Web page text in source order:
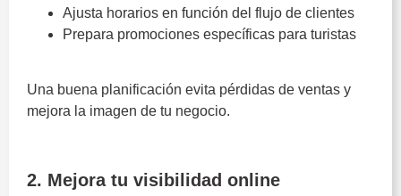
Ajusta horarios en función del flujo de clientes
Prepara promociones específicas para turistas
Una buena planificación evita pérdidas de ventas y
mejora la imagen de tu negocio.
2. Mejora tu visibilidad online